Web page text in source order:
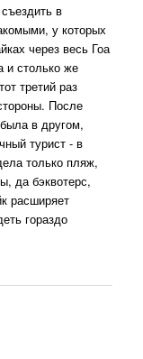
в
у которых
через весь Гоа
и столько же
третий раз
После
в другом,
турист - в
только пляж,
да бэквотерс,
расширяет
гораздо